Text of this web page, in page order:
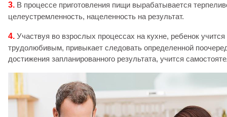
3. В процессе приготовления пищи вырабатывается
целеустремленность, нацеленность на результат.
4. Участвуя во взрослых процессах на кухне, ребенок
трудолюбивым, привыкает следовать определенной
достижения запланированного результата, учится